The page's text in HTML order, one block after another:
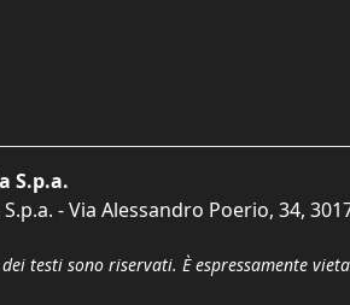
S.p.a.
- Via Alessandro Poerio, 34,
testi sono riservati. È espressamente